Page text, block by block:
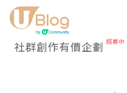
社群創作有價企劃